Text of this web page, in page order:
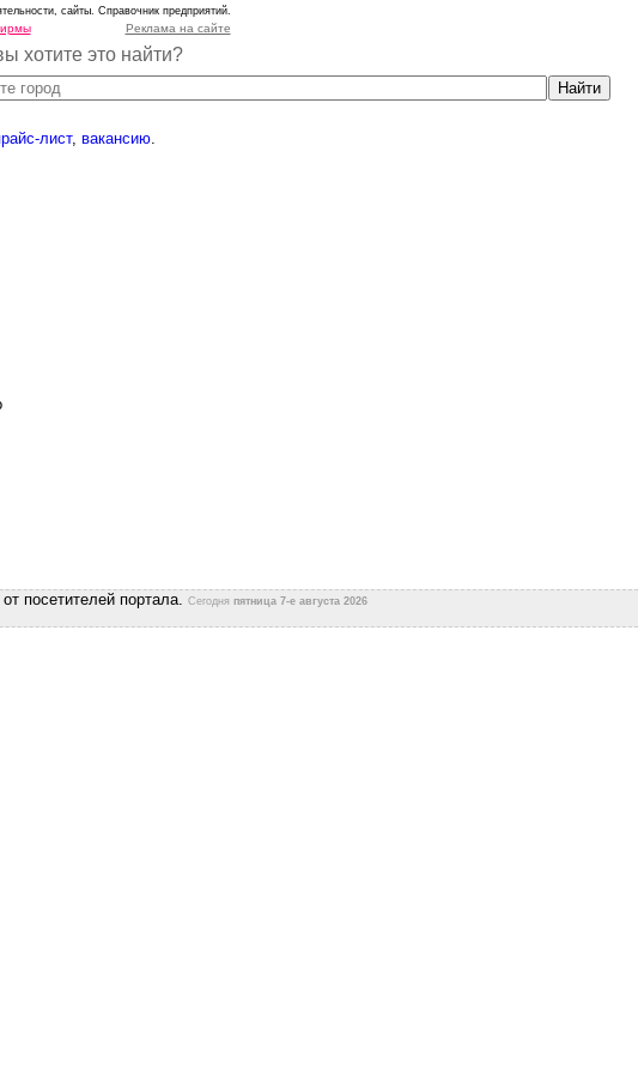
сайты. Справочник предприятий.
Реклама на сайте
хотите это найти?
лист, вакансию.
посетителей портала. Сегодня пятница 7-е августа 2026